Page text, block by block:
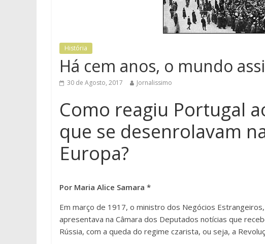
História
Há cem anos, o mundo
30 de Agosto, 2017 Jornalissimo
Como reagiu Portugal
que se desenrolavam
Europa?
Por Maria Alice Samara *
Em março de 1917, o ministro dos Negócios
apresentava na Câmara dos Deputados notícias que
Rússia, com a queda do regime czarista, ou seja, a